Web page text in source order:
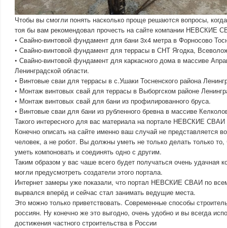
Чтобы вы смогли понять насколько проще решаются вопросы,
тоя бы вам рекомендовал прочесть на сайте компании НЕВСКИЕ
• Свайно-винтовой фундамент для бани 3х4 метра в Форносово
• Свайно-винтовой фундамент для террасы в СНТ Ягодка,
• Свайно-винтовой фундамент для каркасного дома в массиве
Ленинградской области.
• Винтовые сваи для террасы в с.Ушаки Тосненского района
• Монтаж винтовых свай для террасы в Выборгском районе
• Монтаж винтовых свай для бани из профилированного бруса.
• Винтовые сваи для бани из рубленного бревна в массиве
Такого интересного для вас материала на портале НЕВСКИЕ СВАИ
Конечно описать на сайте именно ваш случай не представляется
человек, а не робот. Вы должны уметь не только делать только
уметь компоновать и соединять одно с другим.
Таким образом у вас чаше всего будет получаться очень удачная
могли предусмотреть создатели этого портала.
Интернет замеры уже показали, что портал НЕВСКИЕ СВАИ по
вырвался вперёд и сейчас стал занимать ведущие места.
Это можно только приветствовать. Современные способы
россиян. Ну конечно же это выгодно, очень удобно и вы всегда
достижения частного строительства в России